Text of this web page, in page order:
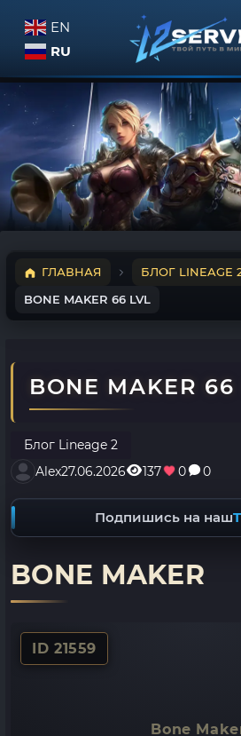
EN
RU
ГЛАВНАЯ
БЛОГ LINEAGE
BONE MAKER 66 LVL
BONE MAKER 66
Блог Lineage 2
Alex27.06.2026 137 0 0
Подпишись на наш
BONE MAKER
ID 21559
Bone